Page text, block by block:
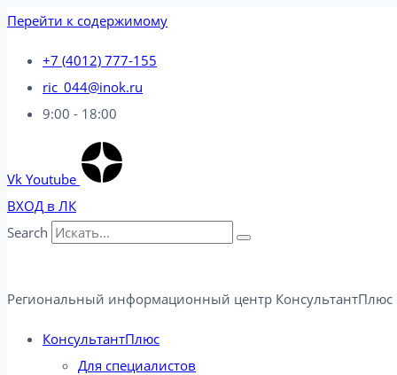
Перейти к содержимому
+7 (4012) 777-155
ric_044@inok.ru
9:00 - 18:00
Vk Youtube
ВХОД в ЛК
Search
Региональный информационный центр
КонсультантПлюс
Для специалистов